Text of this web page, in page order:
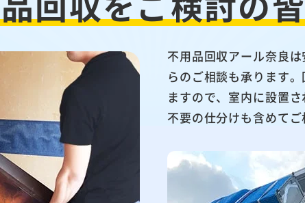
不用品回収アール奈良
らのご相談も承ります
ますので、室内に設置
不要の仕分けも含めてご